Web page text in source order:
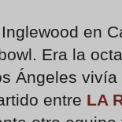
en
Era la
Ángeles
entre LA